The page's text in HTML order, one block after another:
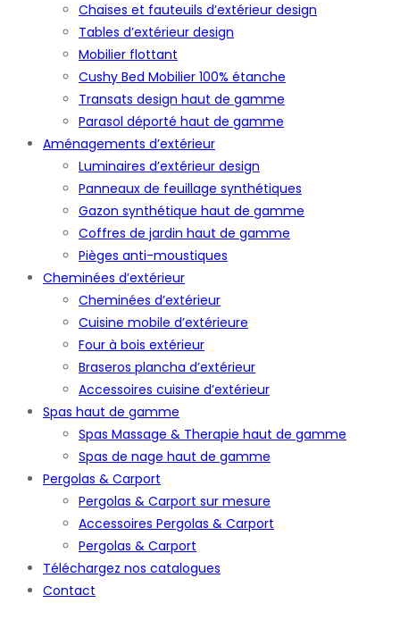
Chaises et fauteuils d’extérieur design
Tables d’extérieur design
Mobilier flottant
Cushy Bed Mobilier 100% étanche
Transats design haut de gamme
Parasol déporté haut de gamme
Aménagements d’extérieur
Luminaires d’extérieur design
Panneaux de feuillage synthétiques
Gazon synthétique haut de gamme
Coffres de jardin haut de gamme
Pièges anti-moustiques
Cheminées d’extérieur
Cheminées d’extérieur
Cuisine mobile d’extérieure
Four à bois extérieur
Braseros plancha d’extérieur
Accessoires cuisine d’extérieur
Spas haut de gamme
Spas Massage & Therapie haut de gamme
Spas de nage haut de gamme
Pergolas & Carport
Pergolas & Carport sur mesure
Accessoires Pergolas & Carport
Pergolas & Carport
Téléchargez nos catalogues
Contact